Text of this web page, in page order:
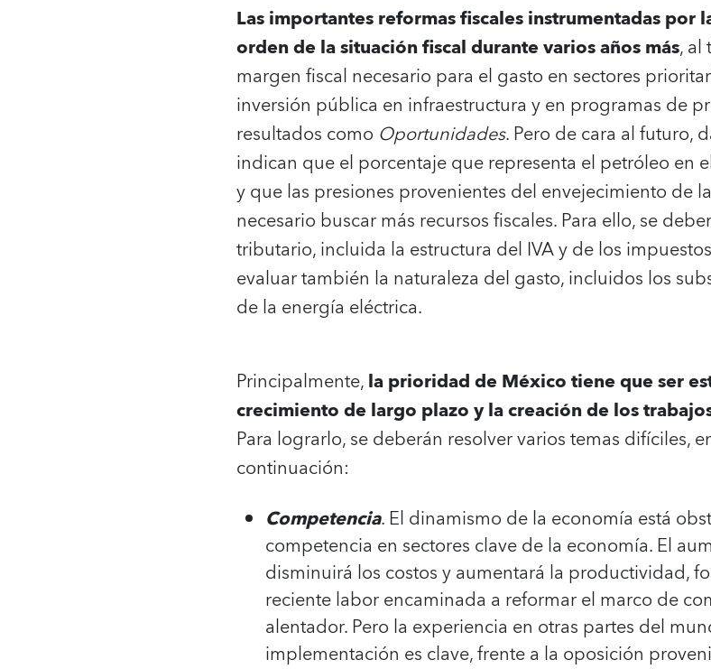
Las importantes reformas fiscales instrumentadas por
orden de la situación fiscal durante varios años más, al
margen fiscal necesario para el gasto en sectores
inversión pública en infraestructura y en programas de
resultados como Oportunidades. Pero de cara al futuro,
indican que el porcentaje que representa el petróleo en
y que las presiones provenientes del envejecimiento de
necesario buscar más recursos fiscales. Para ello, se
tributario, incluida la estructura del IVA y de los
evaluar también la naturaleza del gasto, incluidos los
de la energía eléctrica.
Principalmente,la prioridad de México tiene que ser
crecimiento de largo plazo y la creación de los
Para lograrlo, se deberán resolver varios temas difíciles,
continuación:
Competencia. El dinamismo de la economía está
competencia en sectores clave de la economía. El
disminuirá los costos y aumentará la productividad,
reciente labor encaminada a reformar el marco de
alentador. Pero la experiencia en otras partes del
implementación es clave, frente a la oposición